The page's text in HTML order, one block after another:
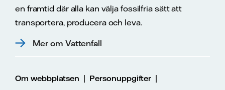
en framtid där alla kan välja fossilfria sätt att
transportera, producera och leva.
Mer om Vattenfall
Om webbplatsen | Personuppgifter |